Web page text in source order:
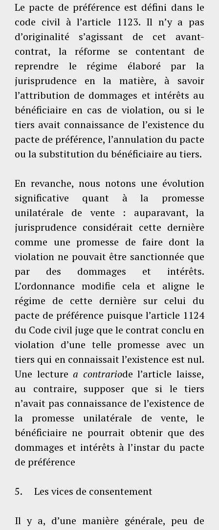
Le pacte de préférence est défini dans le
code civil à l’article 1123. Il n’y a pas
d’originalité s’agissant de cet avant-
contrat, la réforme se contentant de
reprendre le régime élaboré par la
jurisprudence en la matière, à savoir
l’attribution de dommages et intérêts au
bénéficiaire en cas de violation, ou si le
tiers avait connaissance de l’existence du
pacte de préférence, l’annulation du pacte
ou la substitution du bénéficiaire au tiers.
En revanche, nous notons une évolution
significative quant à la promesse
unilatérale de vente : auparavant, la
jurisprudence considérait cette dernière
comme une promesse de faire dont la
violation ne pouvait être sanctionnée que
par des dommages et intérêts.
L’ordonnance modifie cela et aligne le
régime de cette dernière sur celui du
pacte de préférence puisque l’article 1124
du Code civil juge que le contrat conclu en
violation d’une telle promesse avec un
tiers qui en connaissait l’existence est nul.
Une lecturea contrariode l’article laisse,
au contraire, supposer que si le tiers
n’avait pas connaissance de l’existence de
la promesse unilatérale de vente, le
bénéficiaire ne pourrait obtenir que des
dommages et intérêts à l’instar du pacte
de préférence
5. Les vices de consentement
Il y a, d’une manière générale, peu de